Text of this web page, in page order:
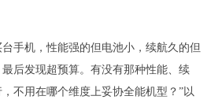
手机，性能强的但电池小，续航久的但
后发现超预算。有没有那种性能、续
不用在哪个维度上妥协全能机型？”以